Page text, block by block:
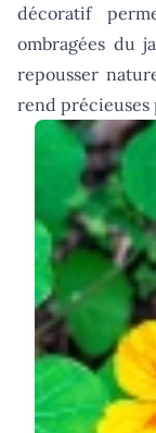
décoratif
ombragées du
repousser
rend précieuses